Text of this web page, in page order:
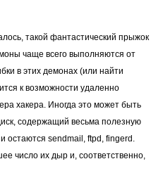
такой фантастический прыжок
чаще всего выполняются от
в этих демонах (или найти
к возможности удаленно
хакера. Иногда это может быть
содержащий весьма полезную
sendmail, ftpd, fingerd.
число их дыр и, соответственно,